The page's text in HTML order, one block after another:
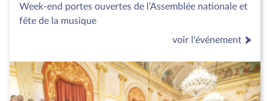
Week-end portes ouvertes de l’Assemblée nationale et
fête de la musique
voir l'événement